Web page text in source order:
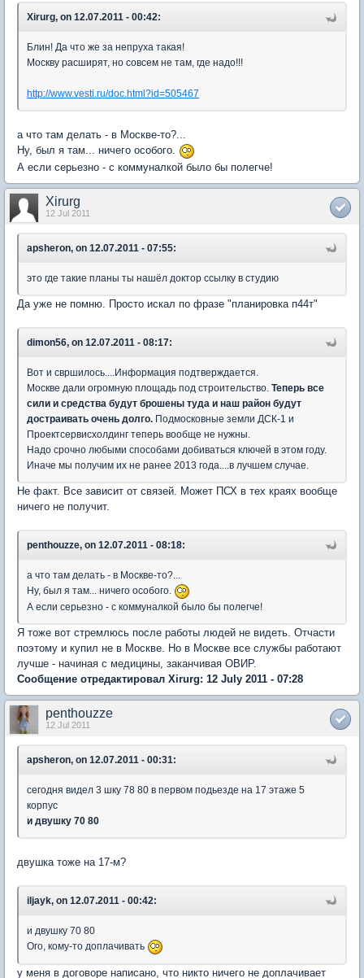
Xirurg, on 12.07.2011 - 00:42:
Блин! Да что же за непруха такая!
Москву расширят, но совсем не там, где надо!!!
http://www.vesti.ru/doc.html?id=505467
а что там делать - в Москве-то?...
Ну, был я там... ничего особого.
А если серьезно - с коммуналкой было бы полегче!
Xirurg
12 Jul 2011
apsheron, on 12.07.2011 - 07:55:
это где такие планы ты нашёл доктор ссылку в студию
Да уже не помню. Просто искал по фразе "планировка п44т"
dimon56, on 12.07.2011 - 08:17:
Вот и свршилось....Информация подтверждается.
Москве дали огромную площадь под строительство. Теперь все
сили и средства будут брошены туда и наш район будут
достраивать очень долго. Подмосковные земли ДСК-1 и
Проектсервисхолдинг теперь вообще не нужны.
Надо срочно любыми способами добиваться ключей в этом году.
Иначе мы получим их не ранее 2013 года....в лучшем случае.
Не факт. Все зависит от связей. Может ПСХ в тех краях вообще
ничего не получит.
penthouzze, on 12.07.2011 - 08:18:
а что там делать - в Москве-то?...
Ну, был я там... ничего особого.
А если серьезно - с коммуналкой было бы полегче!
Я тоже вот стремлюсь после работы людей не видеть. Отчасти
поэтому и купил не в Москве. Но в Москве все службы работают
лучше - начиная с медицины, заканчивая ОВИР.
Сообщение отредактировал Xirurg: 12 July 2011 - 07:28
penthouzze
12 Jul 2011
apsheron, on 12.07.2011 - 00:31:
сегодня видел 3 шку 78 80 в первом подьезде на 17 этаже 5
корпус
и двушку 70 80
двушка тоже на 17-м?
iljayk, on 12.07.2011 - 00:42:
и двушку 70 80
Ого, кому-то доплачивать
у меня в договоре написано, что никто ничего не доплачивает